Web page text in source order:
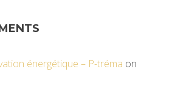
énergétique – P-tréma on